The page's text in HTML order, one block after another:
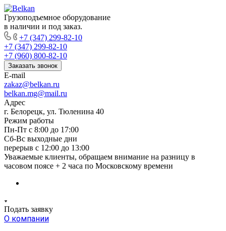
Грузоподъемное оборудование
в наличии и под заказ.
+7 (347) 299-82-10
+7 (347) 299-82-10
+7 (960) 800-82-10
Заказать звонок
E-mail
zakaz@belkan.ru
belkan.mg@mail.ru
Адрес
г. Белорецк, ул. Тюленина 40
Режим работы
Пн-Пт с 8:00 до 17:00
Сб-Вс выходные дни
перерыв с 12:00 до 13:00
Уважаемые клиенты, обращаем внимание на разницу в
часовом поясе + 2 часа по Московскому времени
Подать заявку
О компании